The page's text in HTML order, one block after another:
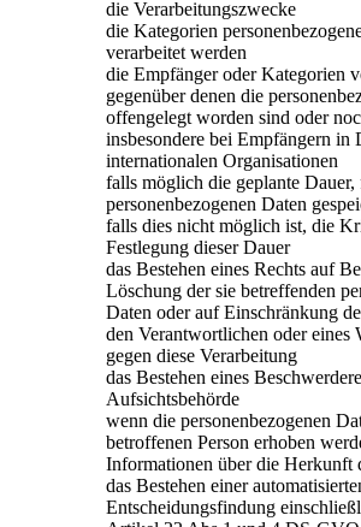
die Verarbeitungszwecke
die Kategorien
verarbeitet werden
die Empfänger oder Kategorien
gegenüber denen die
offengelegt worden sind oder
insbesondere bei Empfängern in
internationalen Organisationen
falls möglich die geplante
personenbezogenen Daten
falls dies nicht möglich ist, die
Festlegung dieser Dauer
das Bestehen eines Rechts auf
Löschung der sie betreffenden
Daten oder auf Einschränkung
den Verantwortlichen oder eines
gegen diese Verarbeitung
das Bestehen eines
Aufsichtsbehörde
wenn die personenbezogenen
betroffenen Person erhoben
Informationen über die Herkunft
das Bestehen einer
Entscheidungsfindung